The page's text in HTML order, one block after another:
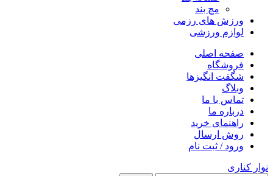
مچ بند
ورزش های رزمی
لوازم ورزشی
صفحه اصلی
فروشگاه
شگفت انگیزها
وبلاگ
تماس با ما
درباره ما
راهنمای خرید
روش ارسال
ورود / ثبت نام
نوار کناری